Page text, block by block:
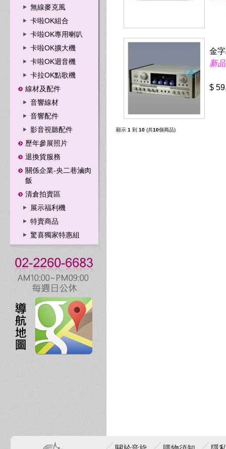
無線麥克風
卡啦OK組合
卡啦OK專用喇叭
卡啦OK擴大機
卡啦OK迴音機
卡拉OK點歌機
線材及配件
音響線材
音響配件
影音視聽配件
歷年參展照片
退換貨服務
關係企業-央二巷滷肉
飯
清倉拍賣區
展示福利機
特賣商品
驚喜獨家特惠組
金
新
$
顯示 1 到 10 (共10個商品)